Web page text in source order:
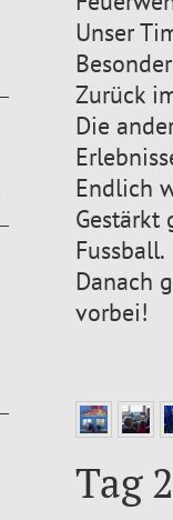
Unser
Zurück
Die
Endlich
Gestärkt
Fussball.
Danach
vorbei!
Tag